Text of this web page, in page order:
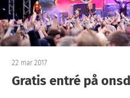
22 mar 2017
Gratis entré på